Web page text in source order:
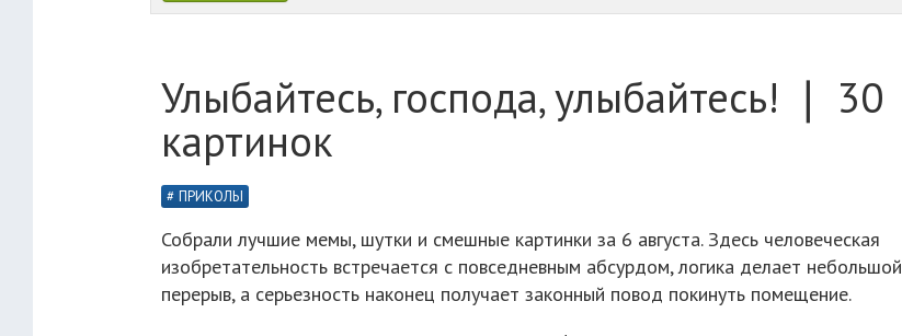
Улыбайтесь, господа, улыбайтесь! ❘ 30
картинок
ПРИКОЛЫ
Собрали лучшие мемы, шутки и смешные картинки за 6 августа. Здесь человеческая
изобретательность встречается с повседневным абсурдом, логика делает небольшой
перерыв, а серьезность наконец получает законный повод покинуть помещение.